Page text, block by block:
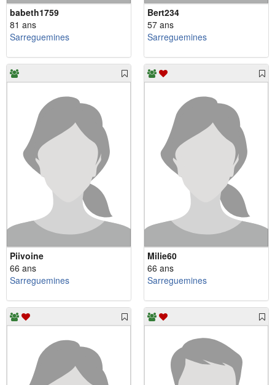
babeth1759
81 ans
Sarreguemines
Bert234
57 ans
Sarreguemines
Piivoine
66 ans
Sarreguemines
Milie60
66 ans
Sarreguemines